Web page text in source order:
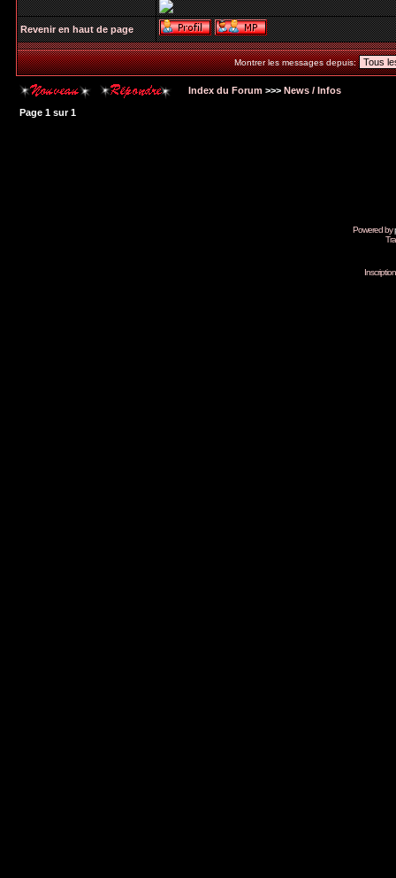
Revenir en haut de page
Montrer les messages depuis:
Index du Forum >>> News / Infos
Page 1 sur1
Powered by